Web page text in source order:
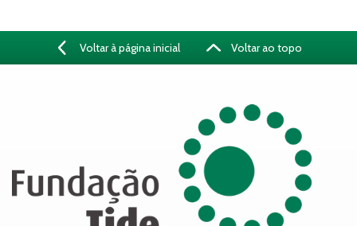
Voltar à página inicial Voltar ao topo